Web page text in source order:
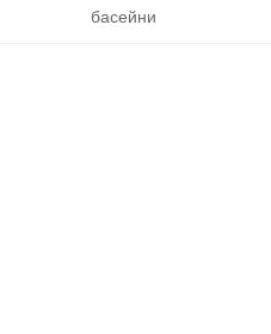
басейни